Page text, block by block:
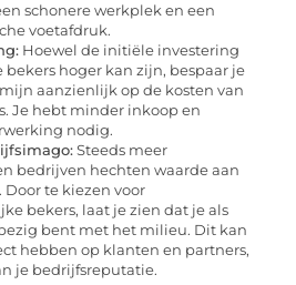
schonere werkplek en een
voetafdruk.
Hoewel de initiële investering
hoger kan zijn, bespaar je
aanzienlijk op de kosten van
Je hebt minder inkoop en
nodig.
Steeds meer
bedrijven hechten waarde aan
te kiezen voor
bekers, laat je zien dat je als
bent met het milieu. Dit kan
hebben op klanten en partners,
je bedrijfsreputatie.